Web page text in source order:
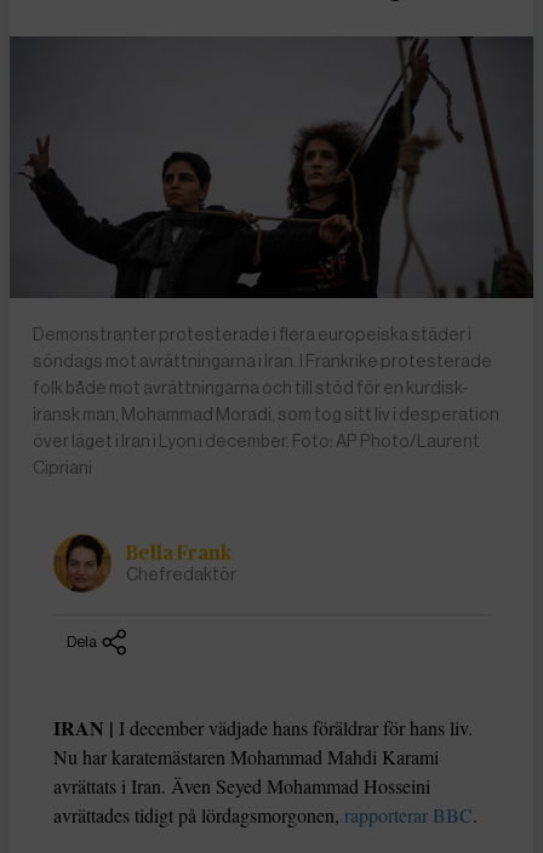
Demonstranter protesterade i flera europeiska städer i
söndags mot avrättningarna i Iran. I Frankrike protesterade
folk både mot avrättningarna och till stöd för en kurdisk-
iransk man, Mohammad Moradi, som tog sitt liv i desperation
över läget i Iran i Lyon i december. Foto: AP Photo/Laurent
Cipriani
Bella Frank
Chefredaktör
Dela
IRAN | I december vädjade hans föräldrar för hans liv.
Nu har karatemästaren Mohammad Mahdi Karami
avrättats i Iran. Även Seyed Mohammad Hosseini
avrättades tidigt på lördagsmorgonen, rapporterar BBC.